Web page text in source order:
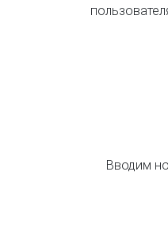
Вводим